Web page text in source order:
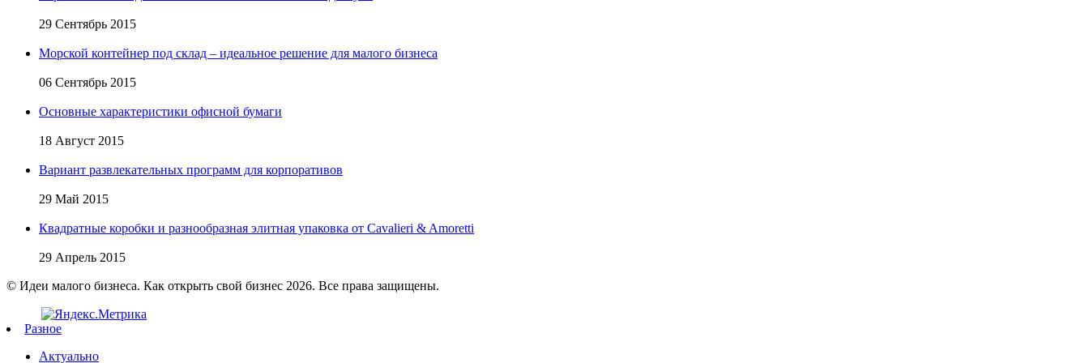
29 Сентябрь 2015
Морской контейнер под склад – идеальное решение для малого бизнеса
06 Сентябрь 2015
Основные характеристики офисной бумаги
18 Август 2015
Вариант развлекательных программ для корпоративов
29 Май 2015
Квадратные коробки и разнообразная элитная упаковка от Cavalieri & Amoretti
29 Апрель 2015
© Идеи малого бизнеса. Как открыть свой бизнес 2026. Все права защищены.
Разное
Актуально